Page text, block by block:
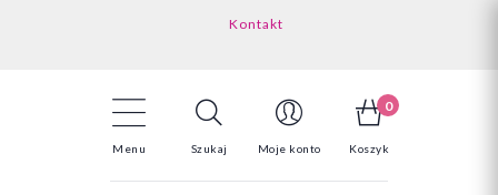
Kontakt
Menu Szukaj Moje konto
0
Koszyk